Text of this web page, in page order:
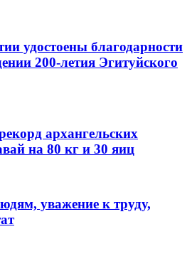
удостоены благодарности
200-летия Эгитуйского
архангельских
на 80 кг и 30 яиц
уважение к труду,